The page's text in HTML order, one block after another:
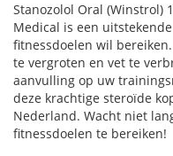
Stanozolol Oral (Winstrol)
Medical is een
fitnessdoelen wil
te vergroten en vet te
aanvulling op uw
deze krachtige steroïde
Nederland. Wacht niet
fitnessdoelen te bereiken!